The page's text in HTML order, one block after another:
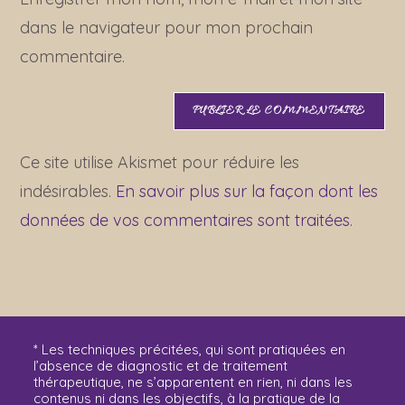
dans le navigateur pour mon prochain
commentaire.
Ce site utilise Akismet pour réduire les
indésirables. En savoir plus sur la façon dont les
données de vos commentaires sont traitées.
* Les techniques précitées, qui sont pratiquées en
l’absence de diagnostic et de traitement
thérapeutique, ne s’apparentent en rien, ni dans les
contenus ni dans les objectifs, à la pratique de la